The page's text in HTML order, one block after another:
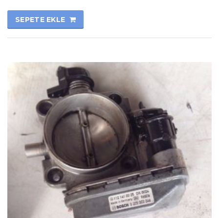
SEPETE EKLE